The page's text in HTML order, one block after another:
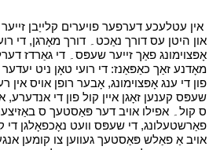
אין עטלעכע דערפער פויערים קלייַבן
און היטן עס דורך נאַכט۔ דורך מאָרגן, די
אָפּצוימונג פאַך זייער שעפּס۔ די גאַרדז
מאָדנע זאַך כאַפּאַנז: די רועי טאָן ניט
פון די ענג אָפּצוימונג, אָבער רופן אויס אין
שעפּס קענען זאָגן איין קול פון די אנדערע,
ס קול۔ אפילו אויב דער פּאַסטעך ס
פאַרשטעלונג, די שעפּס וועט נאָכפאָלגן די
אויב אַ פאַלש פּאַסטעך געווען צו קומען